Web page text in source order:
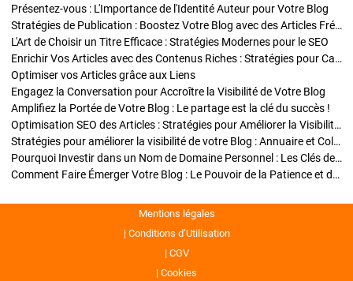
Présentez-vous : L'Importance de l'Identité Auteur pour Votre Blog
Stratégies de Publication : Boostez Votre Blog avec des Articles Fréquents et Exclusifs
L'Art de Choisir un Titre Efficace : Stratégies Modernes pour le SEO
Enrichir Vos Articles avec des Contenus Riches : Stratégies pour Captiver et Optimiser
Optimiser vos Articles grâce aux Liens
Engagez la Conversation pour Accroître la Visibilité de Votre Blog
Amplifiez la Portée de Votre Blog : Le partage est la clé du succès !
Optimisation SEO des Articles : Stratégies pour Améliorer la Visibilité de Votre Blog
Stratégies pour améliorer la visibilité de votre Blog : Annuaire et Collaborations
Pourquoi Investir dans un Nom de Domaine Personnel : Les Clés de la Réussite de Votre Blog
Comment Faire Émerger Votre Blog : Le Pouvoir de la Patience et de la Persévérance
Mentions légales
Conditions d’Utilisation
CGV
Cookies